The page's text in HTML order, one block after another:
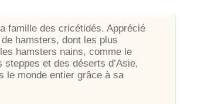
famille des cricétidés. Apprécié
hamsters, dont les plus
hamsters nains, comme le
et des déserts d’Asie,
le monde entier grâce à sa